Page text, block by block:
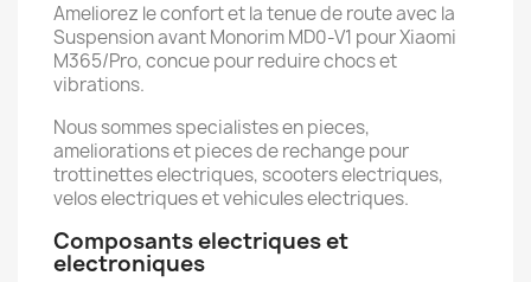
Ameliorez le confort et la tenue de route avec la
Suspension avant Monorim MD0-V1 pour Xiaomi
M365/Pro, concue pour reduire chocs et
vibrations.
Nous sommes specialistes en pieces,
ameliorations et pieces de rechange pour
trottinettes electriques, scooters electriques,
velos electriques et vehicules electriques.
Composants electriques et
electroniques